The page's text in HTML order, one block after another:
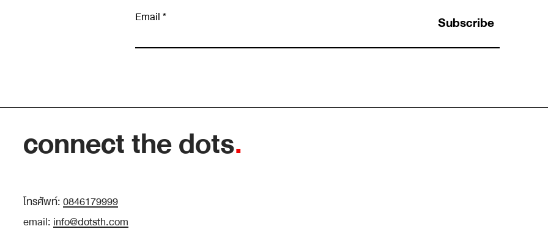
Insight หายาก เพราะเราหยุดมองเร็วเกินไป
เขียนความคิดเห็น…
Email Subscribe
connect the dots.
โทรศัพท์:0846179999
email:info@dotsth.com